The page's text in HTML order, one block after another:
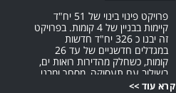
פרויקט פינוי בינוי של 51 יח"ד
קיימות בבניין של 4 קומות. בפרויקט
זה יבנו כ 326 יח"ד חדשות
במגדלים חדשניים של עד 26
קומות, כשחלק מהדירות רואות ים,
בשילוב עם תעסוקה, מסחר ומבני
ציבור כגון בית כנסת, מועדון גיל
קרא עוד >>